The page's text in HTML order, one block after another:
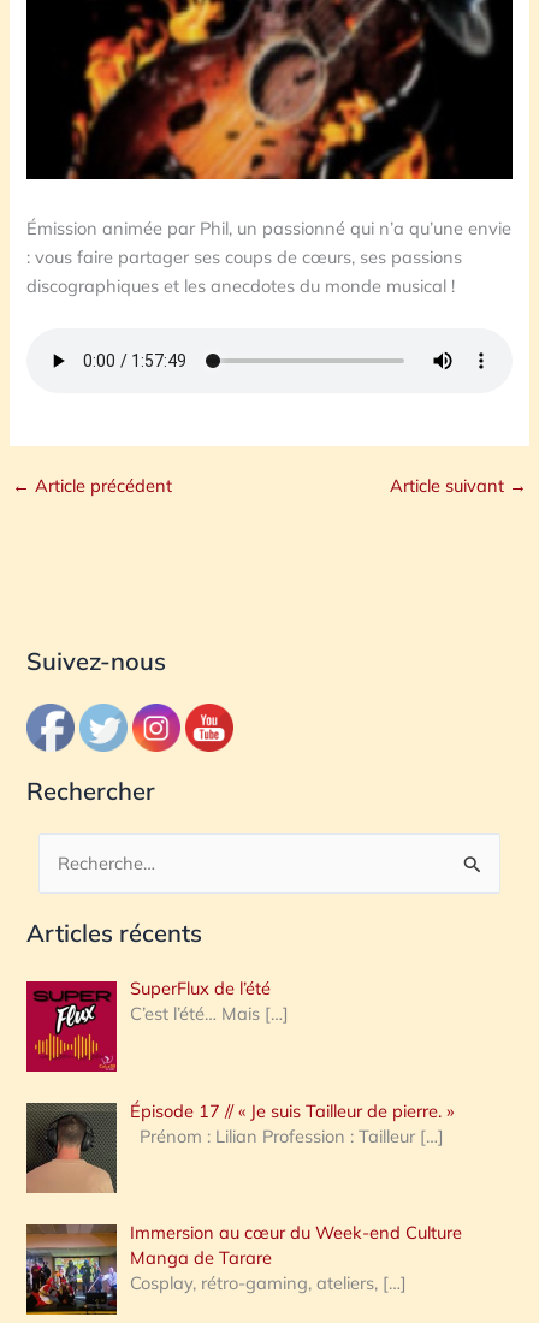
Émission animée par Phil, un passionné qui n’a qu’une envie
: vous faire partager ses coups de cœurs, ses passions
discographiques et les anecdotes du monde musical !
← Article précédent Article suivant →
Suivez-nous
Rechercher
c
e
r
c
h
e
:
Articles récents
SuperFlux de l’été
C’est l’été… Mais […]
Épisode 17 // « Je suis Tailleur de pierre. »
Prénom : Lilian Profession : Tailleur […]
Immersion au cœur du Week-end Culture
Manga de Tarare
Cosplay, rétro-gaming, ateliers, […]